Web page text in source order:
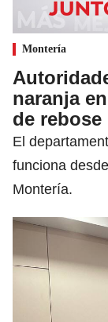
Montería
naranja
de rebose
El
funciona
Montería.